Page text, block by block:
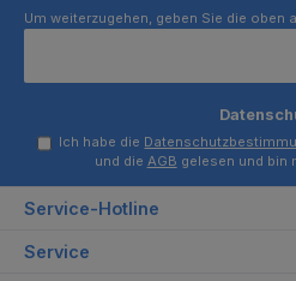
Um weiterzugehen, geben Sie die oben
Ich habe die
und die AGB gelesen und bin
Service-Hotline
Service